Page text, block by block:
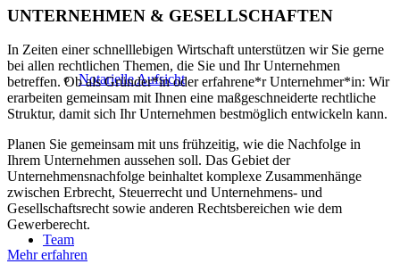
Notarielle Aufsicht
Team
UNTERNEHMEN & GESELLSCHAFTEN
In Zeiten einer schnelllebigen Wirtschaft unterstützen wir Sie gerne
bei allen rechtlichen Themen, die Sie und Ihr Unternehmen
betreffen. Ob als Gründer*in oder erfahrene*r Unternehmer*in: Wir
erarbeiten gemeinsam mit Ihnen eine maßgeschneiderte rechtliche
Struktur, damit sich Ihr Unternehmen bestmöglich entwickeln kann.
Planen Sie gemeinsam mit uns frühzeitig, wie die Nachfolge in
Ihrem Unternehmen aussehen soll. Das Gebiet der
Unternehmensnachfolge beinhaltet komplexe Zusammenhänge
zwischen Erbrecht, Steuerrecht und Unternehmens- und
Gesellschaftsrecht sowie anderen Rechtsbereichen wie dem
Gewerberecht.
Mehr erfahren